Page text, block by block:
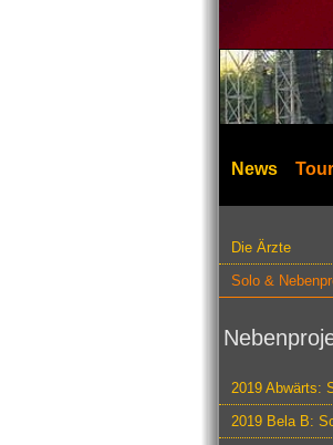
News
Die Ärzte
Solo &
2019 Abwärts:
2019 Bela B: